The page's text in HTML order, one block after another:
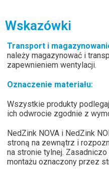
Wskazówki
Transport i
należy magazynować i
zapewnieniem wentylacji.
Oznaczenie materiału:
Wszystkie produkty
ich odwrocie zgodnie z
NedZink NOVA i NedZink
stroną na zewnątrz i
na stronie tylnej.
montażu oznaczony przez